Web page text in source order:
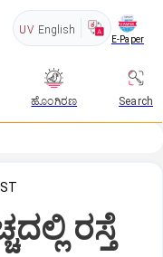
UV English
E-Paper
ಹೊಂಗಿರಣ Search
ರಸ್ತೆ